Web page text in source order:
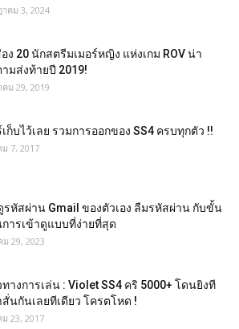
คม 3, 2024
ง 20 นักสตรีมเมอร์หญิง แห่งเกม ROV น่า
มส่งท้ายปี 2019!
ม 29, 2019
ก็บไว้เลย รวมการออกของ SS4 ครบทุกตัว !!
7, 2017
รหัสผ่าน Gmail ของตัวเอง ลืมรหัสผ่าน กับขั้น
ารเข้าดูแบบที่ง่ายที่สุด
29, 2023
างการเล่น : Violet SS4 คริ 5000+ โดนยิงที
นกันเลยทีเดียว โครตโหด !
23, 2017